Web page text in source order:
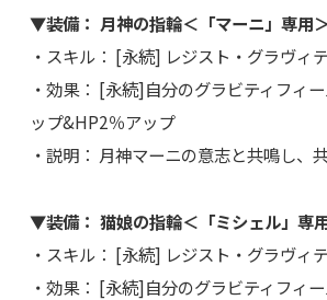
▼装備： 月神の指輪＜「マーニ」専用
・スキル： [永続] レジスト・グラヴィ
・効果： [永続]自分のグラビティフィ
ップ&HP2％アップ
・説明： 月神マーニの意志と共鳴し、
▼装備： 猫娘の指輪＜「ミシェル」専
・スキル： [永続] レジスト・グラヴィ
・効果： [永続]自分のグラビティフィ